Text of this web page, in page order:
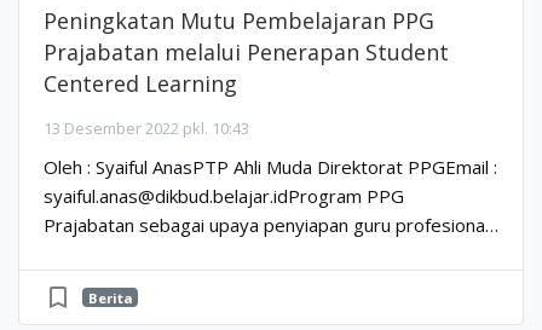
Peningkatan Mutu Pembelajaran PPG
Prajabatan melalui Penerapan Student
Centered Learning
13 Desember 2022 pkl. 10:43
Oleh : Syaiful AnasPTP Ahli Muda Direktorat PPGEmail :
syaiful.anas@dikbud.belajar.idProgram PPG
Prajabatan sebagai upaya penyiapan guru profesional
bookmark_border Berita